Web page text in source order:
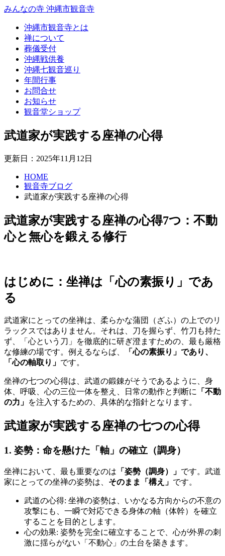
みんなの寺 沖縄市観音寺
沖縄市観音寺とは
禅について
葬儀受付
沖縄戦供養
沖縄七観音巡り
年間行事
お問合せ
お知らせ
観音堂ショップ
武道家が実践する座禅の心得
更新日：2025年11月12日
HOME
観音寺ブログ
武道家が実践する座禅の心得
武道家が実践する座禅の心得7つ：不動
心と無心を鍛える修行
はじめに：坐禅は「心の素振り」であ
る
武道家にとっての坐禅は、柔らかな蒲団（ざふ）の上でのリ
ラックスではありません。それは、刀を握らず、竹刀も持た
ず、「心という刀」を徹底的に研ぎ澄ますための、最も厳格
な修練の場です。例えるならば、
「心の素振り」であり、
「心の軸取り」 です。
坐禅の七つの心得は、武道の鍛錬がそうであるように、身
体、呼吸、心の三位一体を整え、日常の動作と判断に 「不動
の力」 を注入するための、具体的な指針となります。
武道家が実践する座禅の七つの心得
1. 姿勢：命を懸けた「軸」の確立（調身）
坐禅において、最も重要なのは 「姿勢（調身）」 です。武道
家にとっての坐禅の姿勢は、 そのまま「構え」 です。
武道の心得: 坐禅の姿勢は、いかなる方向からの不意の
攻撃にも、一瞬で対応できる身体の軸（体幹）を確立
することを目的とします。
心の効果: 姿勢を完全に確立することで、心が外界の刺
激に揺らがない「不動心」の土台を築きます。